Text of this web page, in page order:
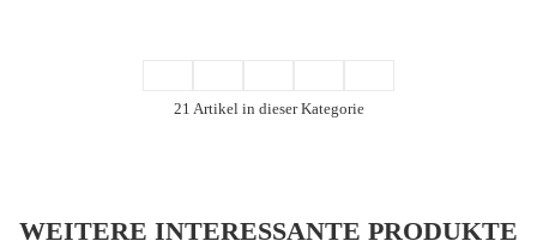
21 Artikel in dieser Kategorie
WEITERE INTERESSANTE PRODUKTE